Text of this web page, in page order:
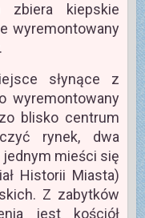
zbiera kiepskie
wyremontowany
słynące z
wyremontowany
blisko centrum
rynek, dwa
jednym mieści się
Historii Miasta)
Z zabytków
jest kościół